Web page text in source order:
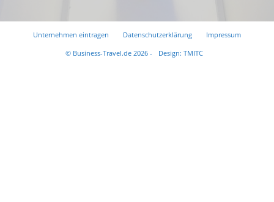
Unternehmen eintragen Datenschutzerklärung
Impressum
© Business-Travel.de 2026 -
Design: TMITC